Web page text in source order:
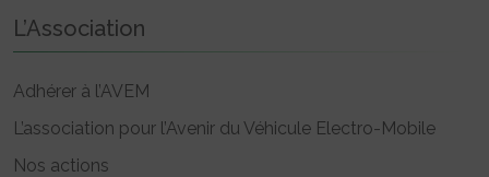
L’Association
Adhérer à l’AVEM
L’association pour l’Avenir du Véhicule Electro-Mobile
Nos actions